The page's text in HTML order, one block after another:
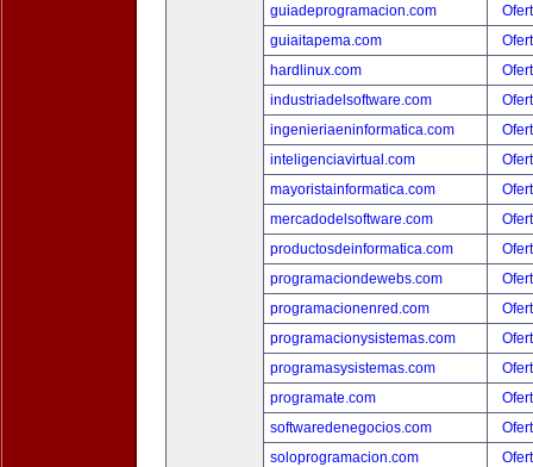
guiadeprogramacion.com
guiaitapema.com
hardlinux.com
industriadelsoftware.com
ingenieriaeninformatica.com
inteligenciavirtual.com
mayoristainformatica.com
mercadodelsoftware.com
productosdeinformatica.com
programaciondewebs.com
programacionenred.com
programacionysistemas.com
programasysistemas.com
programate.com
softwaredenegocios.com
soloprogramacion.com